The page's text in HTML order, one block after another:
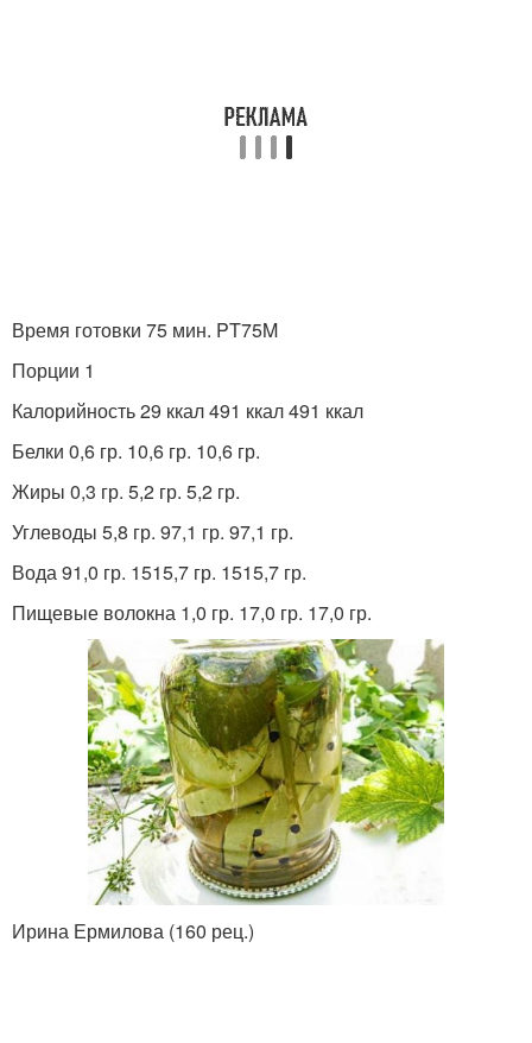
Время готовки 75 мин. PT75M
Порции 1
Калорийность 29 ккал 491 ккал 491 ккал
Белки 0,6 гр. 10,6 гр. 10,6 гр.
Жиры 0,3 гр. 5,2 гр. 5,2 гр.
Углеводы 5,8 гр. 97,1 гр. 97,1 гр.
Вода 91,0 гр. 1515,7 гр. 1515,7 гр.
Пищевые волокна 1,0 гр. 17,0 гр. 17,0 гр.
Ирина Ермилова (160 рец.)